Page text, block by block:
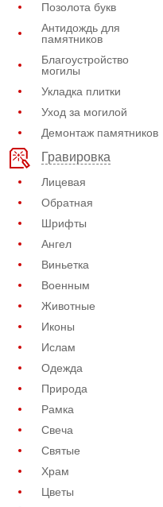
Позолота букв
Антидождь для
памятников
Благоустройство
могилы
Укладка плитки
Уход за могилой
Демонтаж памятников
Гравировка
Лицевая
Обратная
Шрифты
Ангел
Виньетка
Военным
Животные
Иконы
Ислам
Одежда
Природа
Рамка
Свеча
Святые
Храм
Цветы